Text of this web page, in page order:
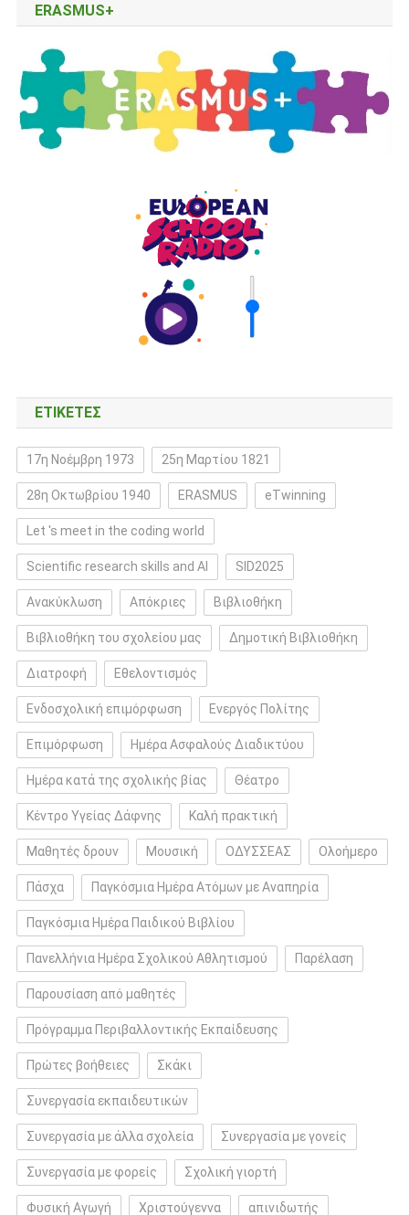
ERASMUS+
ΕΤΙΚΈΤΕΣ
17η Νοέμβρη 1973 25η Μαρτίου 1821
28η Οκτωβρίου 1940 ERASMUS eTwinning
Let 's meet in the coding world
Scientific research skills and AI SID2025
Ανακύκλωση Απόκριες Βιβλιοθήκη
Βιβλιοθήκη του σχολείου μας Δημοτική Βιβλιοθήκη
Διατροφή Εθελοντισμός
Ενδοσχολική επιμόρφωση Ενεργός Πολίτης
Επιμόρφωση Ημέρα Ασφαλούς Διαδικτύου
Ημέρα κατά της σχολικής βίας Θέατρο
Κέντρο Υγείας Δάφνης Καλή πρακτική
Μαθητές δρουν Μουσική ΟΔΥΣΣΕΑΣ Ολοήμερο
Πάσχα Παγκόσμια Ημέρα Ατόμων με Αναπηρία
Παγκόσμια Ημέρα Παιδικού Βιβλίου
Πανελλήνια Ημέρα Σχολικού Αθλητισμού Παρέλαση
Παρουσίαση από μαθητές
Πρόγραμμα Περιβαλλοντικής Εκπαίδευσης
Πρώτες βοήθειες Σκάκι
Συνεργασία εκπαιδευτικών
Συνεργασία με άλλα σχολεία Συνεργασία με γονείς
Συνεργασία με φορείς Σχολική γιορτή
Φυσική Αγωγή Χριστούγεννα απινιδωτής